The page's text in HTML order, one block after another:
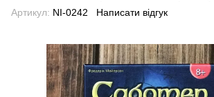
Артикул: NI-0242 Написати відгук